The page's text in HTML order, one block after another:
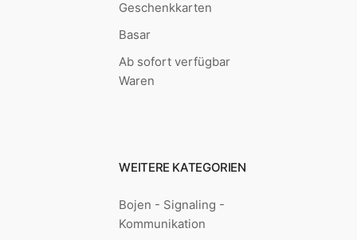
Geschenkkarten
Basar
Ab sofort verfügbar
Waren
WEITERE KATEGORIEN
Bojen - Signaling -
Kommunikation